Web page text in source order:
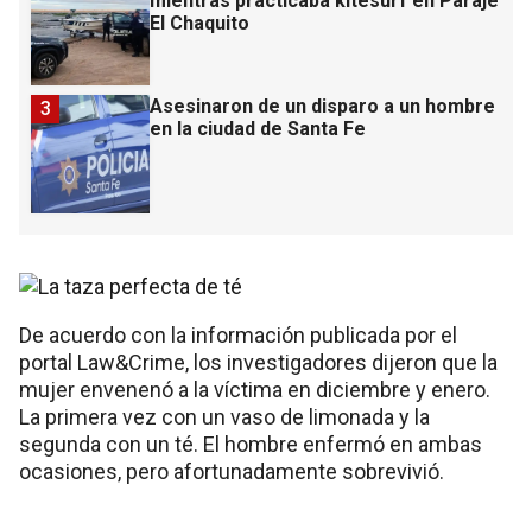
El Chaquito
Asesinaron de un disparo a un hombre
en la ciudad de Santa Fe
3
De acuerdo con la información publicada por el
portal Law&Crime, los investigadores dijeron que la
mujer envenenó a la víctima en diciembre y enero.
La primera vez con un vaso de limonada y la
segunda con un té. El hombre enfermó en ambas
ocasiones, pero afortunadamente sobrevivió.